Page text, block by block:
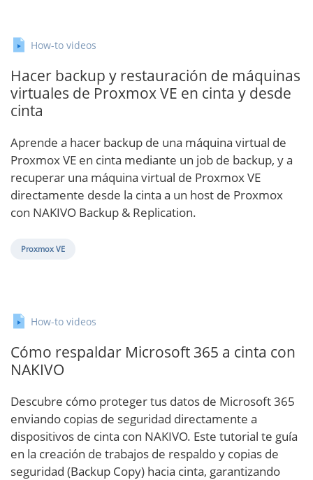
How-to videos
Hacer backup y restauración de máquinas
virtuales de Proxmox VE en cinta y desde
cinta
Aprende a hacer backup de una máquina virtual de
Proxmox VE en cinta mediante un job de backup, y a
recuperar una máquina virtual de Proxmox VE
directamente desde la cinta a un host de Proxmox
con NAKIVO Backup & Replication.
Proxmox VE
How-to videos
Cómo respaldar Microsoft 365 a cinta con
NAKIVO
Descubre cómo proteger tus datos de Microsoft 365
enviando copias de seguridad directamente a
dispositivos de cinta con NAKIVO. Este tutorial te guía
en la creación de trabajos de respaldo y copias de
seguridad (Backup Copy) hacia cinta, garantizando